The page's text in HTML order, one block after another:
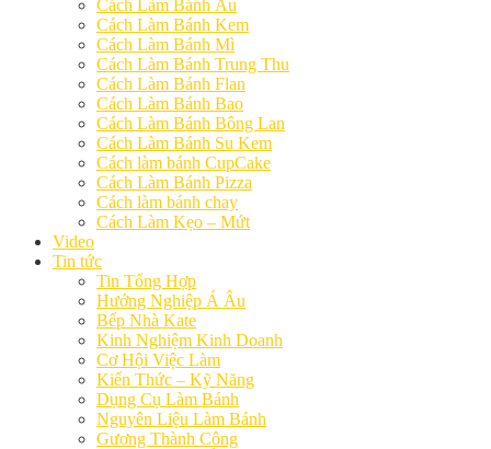
Cách Làm Bánh Âu
Cách Làm Bánh Kem
Cách Làm Bánh Mì
Cách Làm Bánh Trung Thu
Cách Làm Bánh Flan
Cách Làm Bánh Bao
Cách Làm Bánh Bông Lan
Cách Làm Bánh Su Kem
Cách làm bánh CupCake
Cách Làm Bánh Pizza
Cách làm bánh chay
Cách Làm Kẹo – Mứt
Video
Tin tức
Tin Tổng Hợp
Hướng Nghiệp Á Âu
Bếp Nhà Kate
Kinh Nghiệm Kinh Doanh
Cơ Hội Việc Làm
Kiến Thức – Kỹ Năng
Dụng Cụ Làm Bánh
Nguyên Liệu Làm Bánh
Gương Thành Công